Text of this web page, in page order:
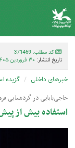
کد مطلب: 371469
تاریخ انتشار: ۳۰ فروردین ۱۴۰۵ - ۰۹:۳۱
خبرهای داخلی گزیده
حاجی‌بابایی در گردهمایی
استفاده بیش از